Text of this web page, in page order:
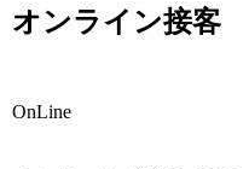
オンライン接客
OnLine